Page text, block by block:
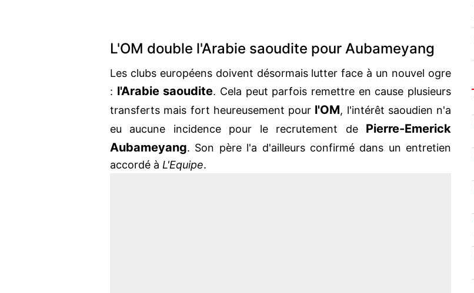
L'OM double l'Arabie saoudite pour Aubameyang
Les clubs européens doivent désormais lutter face à un nouvel ogre
: l'Arabie saoudite. Cela peut parfois remettre en cause plusieurs
transferts mais fort heureusement pour l'OM, l'intérêt saoudien n'a
eu aucune incidence pour le recrutement de Pierre-Emerick
Aubameyang. Son père l'a d'ailleurs confirmé dans un entretien
accordé à L'Equipe.